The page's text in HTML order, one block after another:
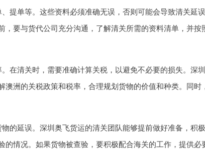
提单等。这些资料必须准确无误，否则可能会导致清关延
要与货代公司充分沟通，了解清关所需的资料清单，并按
在清关时，需要准确计算关税，以避免不必要的损失。深
洲的关税政策和税率，合理规划货物的价值和种类。同时
的延误。深圳奥飞货运的清关团队能够提前做好准备，积
情况。如果货物被查验，要积极配合海关的工作，提供必